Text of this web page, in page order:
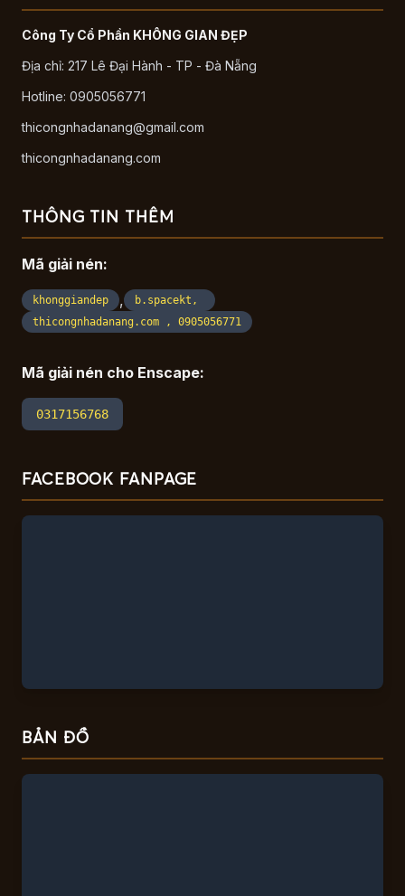
Công Ty Cổ Phần KHÔNG GIAN ĐẸP
Địa chỉ: 217 Lê Đại Hành - TP - Đà Nẵng
Hotline: 0905056771
thicongnhadanang@gmail.com
thicongnhadanang.com
THÔNG TIN THÊM
Mã giải nén:
khonggiandep ,
b.spacekt,
thicongnhadanang.com , 0905056771
Mã giải nén cho Enscape:
0317156768
FACEBOOK FANPAGE
BẢN ĐỒ